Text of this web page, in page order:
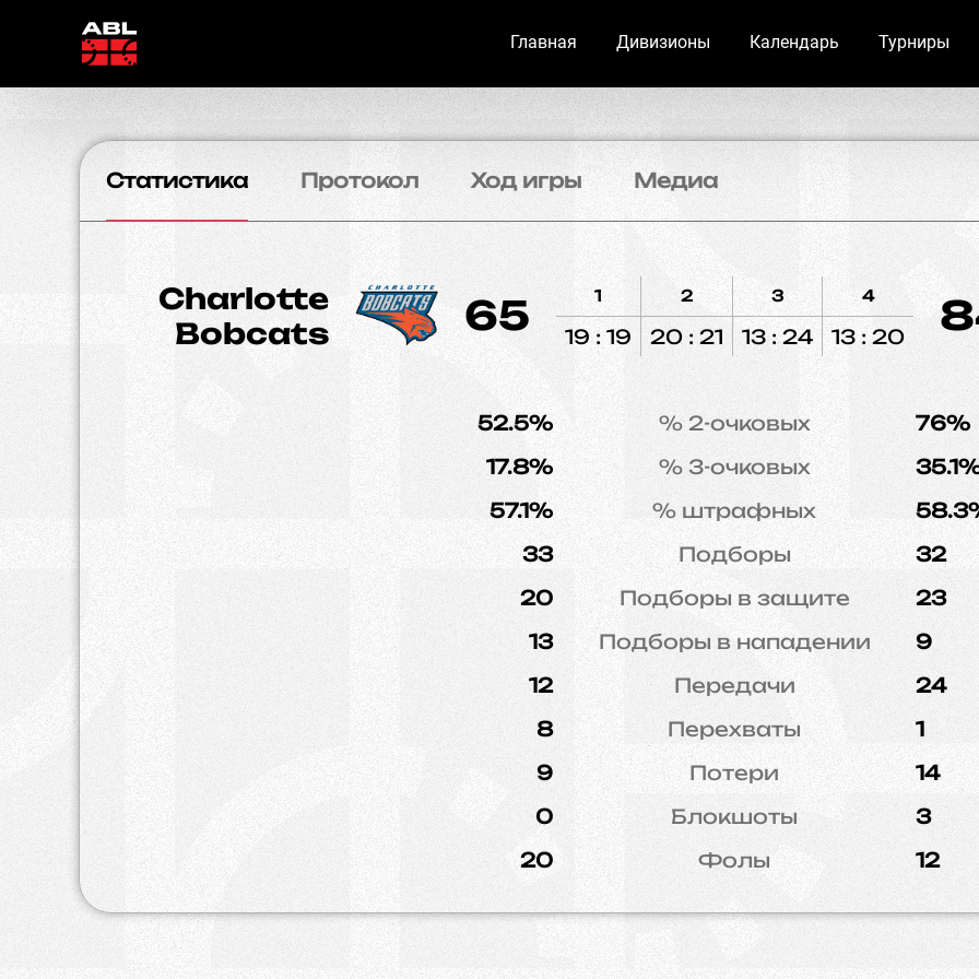
Главная Дивизионы Календарь Турниры
Статистика Протокол Ход игры Медиа
Charlotte
Bobcats
65 1
19 : 19
2
20 : 21
3
13 : 24
4
13 : 20
52.5% % 2-очковых
76%
17.8%
% 3-очковых
57.1%
% штрафных
33
Подборы
32
20
Подборы в защите
23
13
Подборы в нападении
9
12
Передачи
24
8
Перехваты
1
9
Потери
14
0
Блокшоты
3
20
Фолы 12